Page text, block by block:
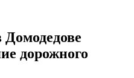
Домодедове
дорожного